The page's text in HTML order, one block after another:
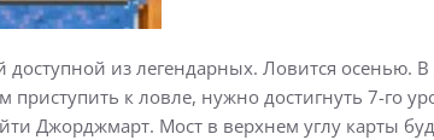
доступной из легендарных. Ловится осенью.
к ловле, нужно достигнуть 7-го
Джорджмарт. Мост в верхнем углу карты